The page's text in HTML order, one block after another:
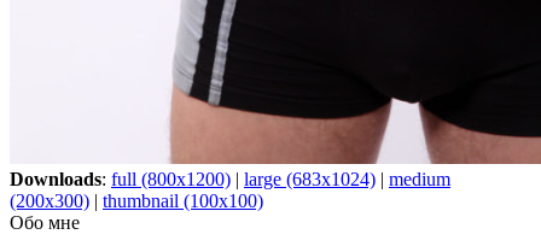
Downloads: full (800x1200) | large (683x1024) | medium
(200x300) | thumbnail (100x100)
Обо мне